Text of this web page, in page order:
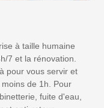
à taille humaine
7 et la rénovation.
pour vous servir et
de 1h. Pour
fuite d'eau,